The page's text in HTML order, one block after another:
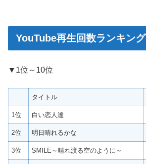
YouTube再生回数ランキング
▼1位～10位
タイトル
1位 白い恋人達
2位 明日晴れるかな
3位 SMILE～晴れ渡る空のように～